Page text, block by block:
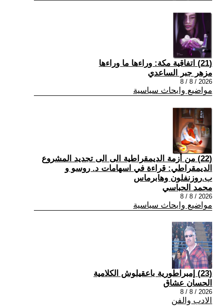
(21) اتفاقية مكة: وراءها ما وراءها
مزهر جبر الساعدي
2026 / 8 / 8
مواضيع وابحاث سياسية
(22) من أزمة الديمقراطية الى الى تجديد المشروع
الديمقراطي: قراءة في اسهامات د. روسو و
ب.روزنفلون وهابرماس
محمد الحباسي
2026 / 8 / 8
مواضيع وابحاث سياسية
(23) إمبراطورية باعقيلوش الكلامية
الحسان عشاق
2026 / 8 / 8
الادب والفن